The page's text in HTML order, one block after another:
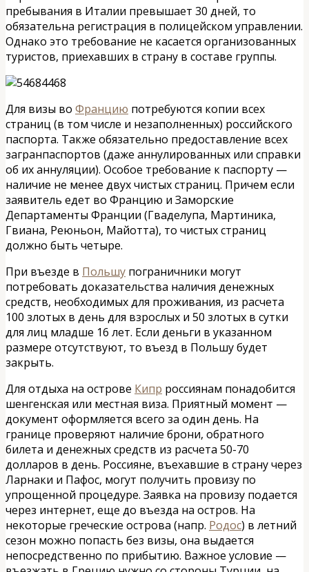
пребывания в Италии превышает 30 дней, то
обязательна регистрация в полицейском управлении.
Однако это требование не касается организованных
туристов, приехавших в страну в составе группы.
Для визы во Францию потребуются копии всех
страниц (в том числе и незаполненных) российского
паспорта. Также обязательно предоставление всех
загранпаспортов (даже аннулированных или справки
об их аннуляции). Особое требование к паспорту —
наличие не менее двух чистых страниц. Причем если
заявитель едет во Францию и Заморские
Департаменты Франции (Гваделупа, Мартиника,
Гвиана, Реюньон, Майотта), то чистых страниц
должно быть четыре.
При въезде в Польшу пограничники могут
потребовать доказательства наличия денежных
средств, необходимых для проживания, из расчета
100 злотых в день для взрослых и 50 злотых в сутки
для лиц младше 16 лет. Если деньги в указанном
размере отсутствуют, то въезд в Польшу будет
закрыть.
Для отдыха на острове Кипр россиянам понадобится
шенгенская или местная виза. Приятный момент —
документ оформляется всего за один день. На
границе проверяют наличие брони, обратного
билета и денежных средств из расчета 50-70
долларов в день. Россияне, въехавшие в страну через
Ларнаки и Пафос, могут получить провизу по
упрощенной процедуре. Заявка на провизу подается
через интернет, еще до въезда на остров. На
некоторые греческие острова (напр. Родос) в летний
сезон можно попасть без визы, она выдается
непосредственно по прибытию. Важное условие —